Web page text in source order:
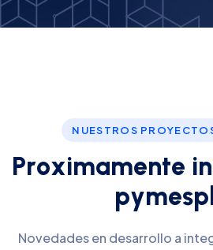
NUESTROS
Proximamente in
pymesp
Novedades en desarrollo a